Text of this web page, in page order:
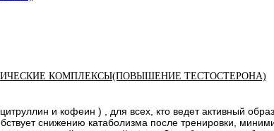
КОМПЛЕКСЫ(ПОВЫШЕНИЕ ТЕСТОСТЕРОНА)
и кофеин ) , для всех, кто ведет активный
снижению катаболизма после тренировки,